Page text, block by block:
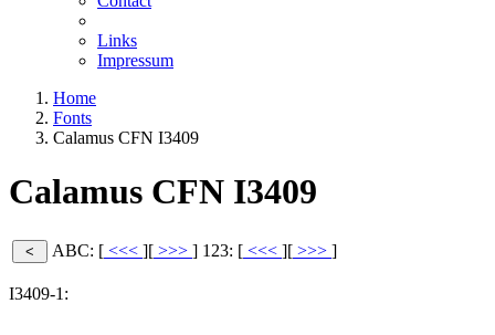
Links
Impressum
Home
Fonts
Calamus CFN I3409
Calamus CFN I3409
ABC: [ <<< ][ >>> ] 123: [ <<< ][ >>> ]
I3409-1: